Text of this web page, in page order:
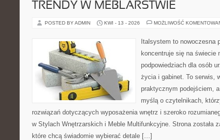
TRENDY W MEBLARSTWIE
POSTED BY ADMIN KWI - 13 - 2026 MOŻLIWOŚĆ
Italsystem to nowoczesna
koncentruje się na świecie
podpowiedziach dla osób
życia i gabinet. To serwis,
praktycznym podejściem,
myślą o czytelnikach,
rozwiązań dotyczących wyposażenia wnętrz i szeroko
w Stylach Wnętrzarskich i Meble Multifunkcyjne. Strona została
które chcą świadomie wybierać detale […]